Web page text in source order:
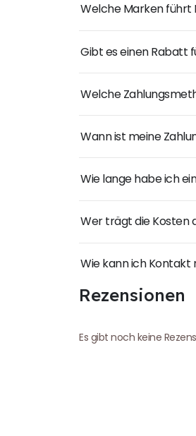
Welche Marken führt
Gibt es einen Rabatt
Welche
Wann ist meine
Wie lange habe ich
Wer trägt die Kosten
Wie kann ich Kontakt
Rezensionen
Es gibt noch keine